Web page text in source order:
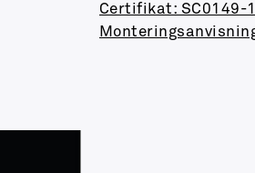
Certifikat: SC0149-